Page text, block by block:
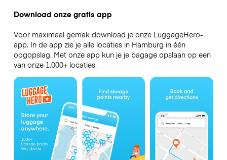
Download onze gratis app
Voor maximaal gemak download je onze LuggageHero-
app. In de app zie je alle locaties in Hamburg in één
oogopslag. Met onze app kun je je bagage opslaan op een
van onze 1.000+ locaties.